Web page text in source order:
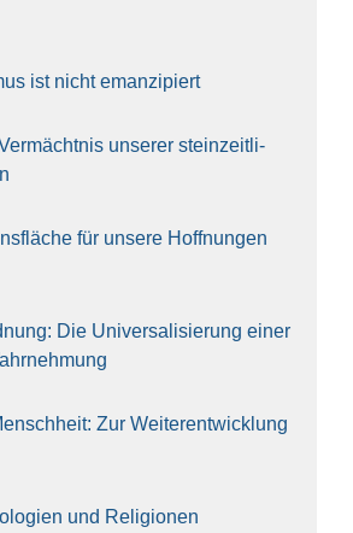
ist nicht eman­zi­piert
unse­rer stein­zeit­li­
für unse­re Hoff­nun­gen
Die Uni­ver­sa­li­sie­rung einer
Zur Wei­ter­ent­wick­lung
und Reli­gio­nen